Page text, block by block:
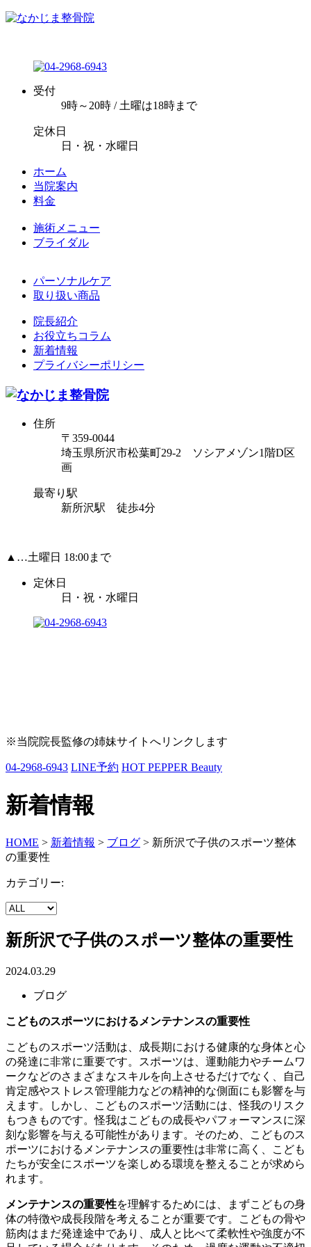
受付
9時～20時 / 土曜は18時まで
定休日
日・祝・水曜日
ホーム
当院案内
料金
施術メニュー
ブライダル
パーソナルケア
取り扱い商品
院長紹介
お役立ちコラム
新着情報
プライバシーポリシー
住所
〒359-0044
埼玉県所沢市松葉町29-2 ソシアメゾン1階D区
画
最寄り駅
新所沢駅 徒歩4分
▲…土曜日 18:00まで
定休日
日・祝・水曜日
※当院院長監修の姉妹サイトへリンクします
04-2968-6943 LINE予約 HOT PEPPER Beauty
新着情報
HOME > 新着情報 > ブログ > 新所沢で子供のスポーツ整体
の重要性
カテゴリー:
新所沢で子供のスポーツ整体の重要性
2024.03.29
ブログ
こどものスポーツにおけるメンテナンスの重要性
こどものスポーツ活動は、成長期における健康的な身体と心
の発達に非常に重要です。スポーツは、運動能力やチームワ
ークなどのさまざまなスキルを向上させるだけでなく、自己
肯定感やストレス管理能力などの精神的な側面にも影響を与
えます。しかし、こどものスポーツ活動には、怪我のリスク
もつきものです。怪我はこどもの成長やパフォーマンスに深
刻な影響を与える可能性があります。そのため、こどものス
ポーツにおけるメンテナンスの重要性は非常に高く、こども
たちが安全にスポーツを楽しめる環境を整えることが求めら
れます。
メンテナンスの重要性を理解するためには、まずこどもの身
体の特徴や成長段階を考えることが重要です。こどもの骨や
筋肉はまだ発達途中であり、成人と比べて柔軟性や強度が不